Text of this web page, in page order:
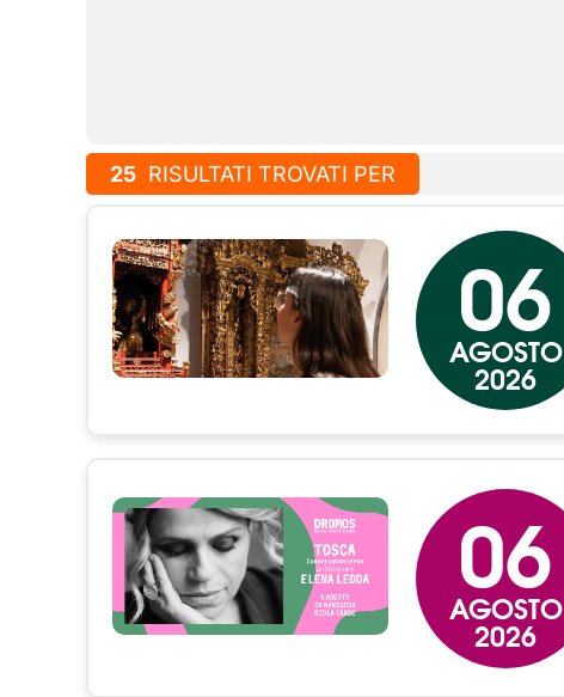
25 RISULTATI TROVATI PER
06
AGOSTO
2026
06
AGOSTO
2026